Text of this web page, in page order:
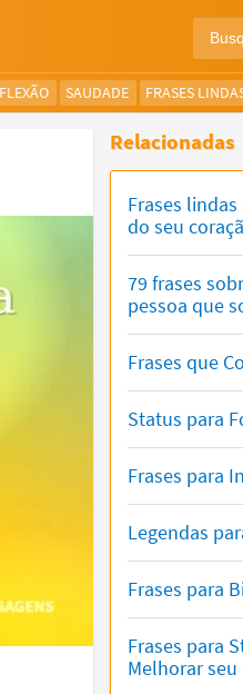
SAUDADE FRASES
Relacionadas
Frases
do seu
79 frases
pessoa que
Frases que
Status para
Frases para
Legendas
Frases para
Frases para
Melhorar seu